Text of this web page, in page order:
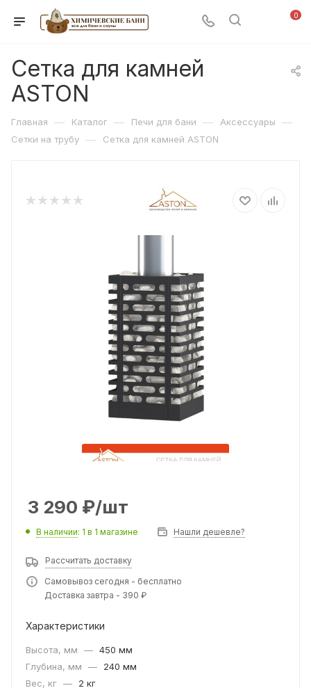
0
Сетка для камней
ASTON
Главная — Каталог — Печи для бани — Аксессуары —
Сетки на трубу — Сетка для камней ASTON
3 290 ₽/шт
В наличии: 1 в 1 магазине Нашли дешевле?
Рассчитать доставку
Самовывоз сегодня - бесплатно
Доставка завтра - 390 ₽
Характеристики
Высота, мм — 450 мм
Глубина, мм
—
240 мм
Вес, кг —
2 кг